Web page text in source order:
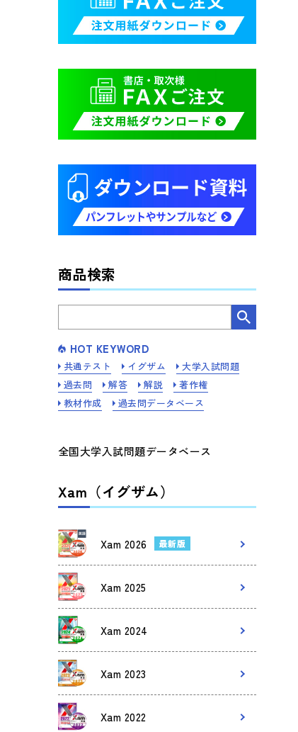
商品検索
HOT KEYWORD
共通テスト イグザム
大学入試問題
過去問
解答 解説
著作権
教材作成
過去問データベース
全国大学入試問題データベース
Xam（イグザム）
Xam 2026 最新版
Xam 2025
Xam 2024
Xam 2023
Xam 2022